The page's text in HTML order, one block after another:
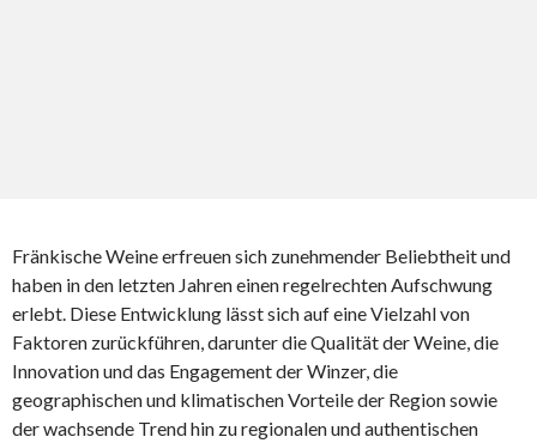
Fränkische Weine erfreuen sich zunehmender Beliebtheit und
haben in den letzten Jahren einen regelrechten Aufschwung
erlebt. Diese Entwicklung lässt sich auf eine Vielzahl von
Faktoren zurückführen, darunter die Qualität der Weine, die
Innovation und das Engagement der Winzer, die
geographischen und klimatischen Vorteile der Region sowie
der wachsende Trend hin zu regionalen und authentischen